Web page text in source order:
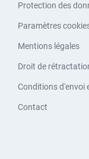
Protection des
Paramètres
Mentions légales
Droit de
Conditions d'envoi
Contact